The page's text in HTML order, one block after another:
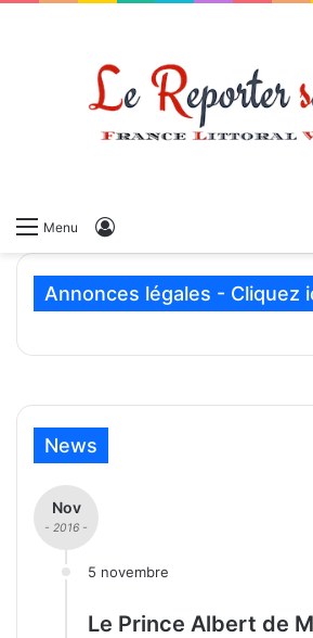
Menu
Annonces légales - Cliquez
News
Nov
- 2016 -
5 novembre
Le Prince Albert de